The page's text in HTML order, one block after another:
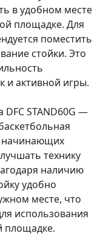
в удобном месте
площадке. Для
поместить
стойки. Это
и активной игры.
STAND60G —
начинающих
технику
наличию
удобно
месте, что
использования
площадке.